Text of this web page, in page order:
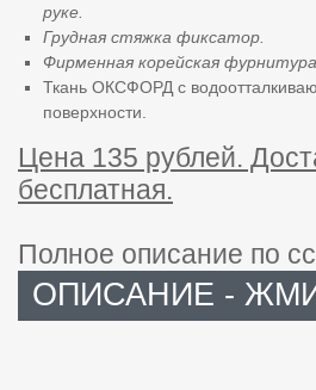
руке.
Грудная стяжка фиксатор.
Фирменная корейская фурнитура
Ткань ОКСФОРД с
поверхности.
Цена 135 рублей.
бесплатная.
Полное описание по
ОПИСАНИЕ -